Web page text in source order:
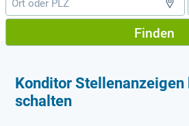
Finden
Konditor Stellenanzeigen
schalten